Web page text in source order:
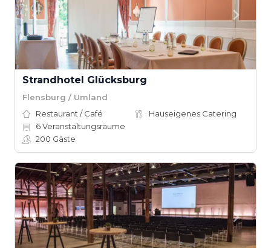
Strandhotel Glücksburg
Flensburg / Umland
Restaurant / Café
Hauseigenes Catering
6Veranstaltungsräume
200 Gäste